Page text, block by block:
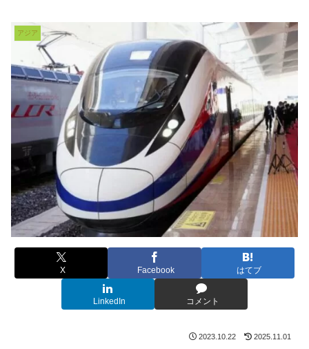
アジア
X Facebook はてブ
LinkedIn コメント
2023.10.22 2025.11.01